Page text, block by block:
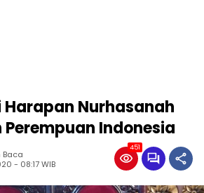
Harapan Nurhasanah
Indonesia
Baca
- 08:17 WIB
451